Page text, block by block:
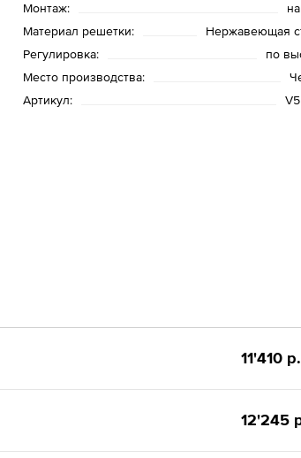
Монтаж:
Материал решетки:
Нержавеющая
Регулировка:
по
Место производства:
Артикул:
11'410 р.
12'245